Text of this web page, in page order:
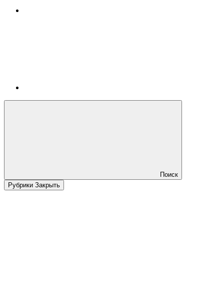
Поиск
Рубрики Закрыть